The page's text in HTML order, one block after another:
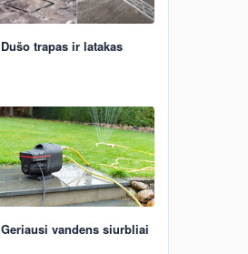
Dušo trapas ir latakas
Geriausi vandens siurbliai